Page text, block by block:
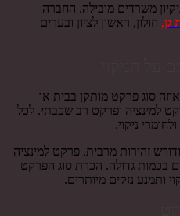
משרדים מובילה. החברה
גן, חולון, ראשון לציון ובערים
סוג פרקט מותקן בבית או
למינציה ופרקט רב שכבתי. לכל
ניקוי.
זהירות מרבית. פרקט למינציה
בכמות גדולה. הכרת סוג הפרקט
ותמנע נזקים מיותרים.